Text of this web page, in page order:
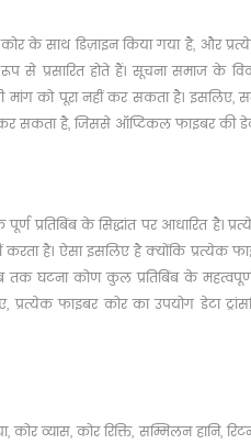
के साथ डिज़ाइन किया गया है, और
प्रसारित होते हैं। सूचना समाज के
मांग को पूरा नहीं कर सकता है।
है, जिससे ऑप्टिकल फाइबर की डेटा
प्रतिबिंब के सिद्धांत पर आधारित है।
है। ऐसा इसलिए है क्योंकि प्रत्येक
तक घटना कोण कुल प्रतिबिंब के
इसलिए, प्रत्येक फाइबर कोर का उपयोग
व्यास, कोर रिक्ति, सम्मिलन हानि,